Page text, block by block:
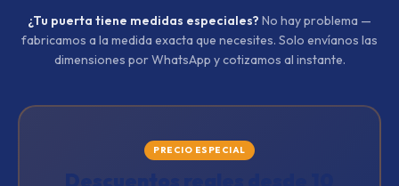
¿Tu puerta tiene medidas especiales? No hay problema —
fabricamos a la medida exacta que necesites. Solo envíanos las
dimensiones por WhatsApp y cotizamos al instante.
PRECIO ESPECIAL